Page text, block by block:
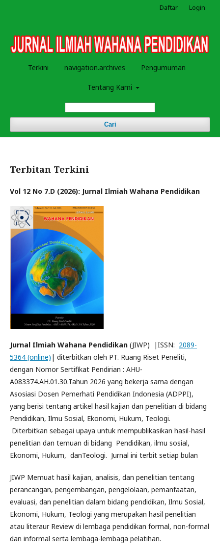
Terkini navigation.archives Pengumuman
Tentang Kami
Cari
Daftar Login
Terbitan Terkini
Vol 12 No 7.D (2026): Jurnal Ilmiah Wahana Pendidikan
Jurnal Ilmiah Wahana Pendidikan (JIWP) |ISSN: 2089-
5364 (online) | diterbitkan oleh PT. Ruang Riset Peneliti,
dengan Nomor Sertifikat Pendirian : AHU-
A083374.AH.01.30.Tahun 2026 yang bekerja sama dengan
Asosiasi Dosen Pemerhati Pendidikan Indonesia (ADPPI),
yang berisi tentang artikel hasil kajian dan penelitian di bidang
Pendidikan, Ilmu Sosial, Ekonomi, Hukum, Teologi.
Diterbitkan sebagai upaya untuk mempublikasikan hasil-hasil
penelitian dan temuan di bidang Pendidikan, ilmu sosial,
Ekonomi, Hukum, danTeologi. Jurnal ini terbit setiap bulan
JIWP Memuat hasil kajian, analisis, dan penelitian tentang
perancangan, pengembangan, pengelolaan, pemanfaatan,
evaluasi, dan penelitian dalam bidang pendidikan, Ilmu Sosial,
Ekonomi, Hukum, Teologi yang merupakan hasil penelitian
atau literaur Review di lembaga pendidikan formal, non-formal
dan informal serta lembaga-lembaga pelatihan.